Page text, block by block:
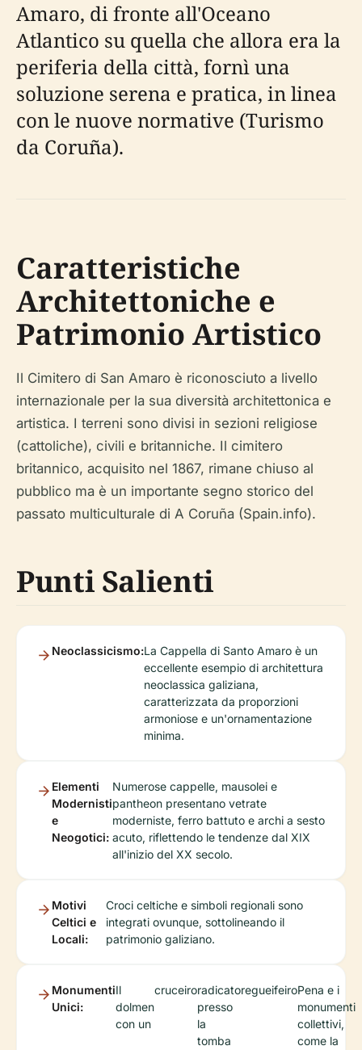
Amaro, di fronte all'Oceano
Atlantico su quella che allora era la
periferia della città, fornì una
soluzione serena e pratica, in linea
con le nuove normative (Turismo
da Coruña).
Caratteristiche
Architettoniche e
Patrimonio Artistico
Il Cimitero di San Amaro è riconosciuto a livello
internazionale per la sua diversità architettonica e
artistica. I terreni sono divisi in sezioni religiose
(cattoliche), civili e britanniche. Il cimitero
britannico, acquisito nel 1867, rimane chiuso al
pubblico ma è un importante segno storico del
passato multiculturale di A Coruña (Spain.info).
Punti Salienti
Neoclassicismo:La Cappella di Santo Amaro è un
eccellente esempio di architettura
neoclassica galiziana,
caratterizzata da proporzioni
armoniose e un'ornamentazione
minima.
Elementi
Modernisti
e
Neogotici:
Numerose cappelle, mausolei e
pantheon presentano vetrate
moderniste, ferro battuto e archi a sesto
acuto, riflettendo le tendenze dal XIX
all'inizio del XX secolo.
Motivi
Celtici e
Locali:
Croci celtiche e simboli regionali sono
integrati ovunque, sottolineando il
patrimonio galiziano.
Monumenti
Unici:
Il
dolmen
con un
cruceiroradicato
presso
la
tomba
regueifeiroPena e i
monumenti
collettivi,
come la